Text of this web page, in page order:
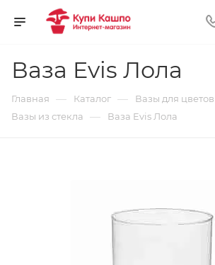
Ваза Evis Лола
Главная — Каталог — Вазы для цветов
Вазы из стекла — Ваза Evis Лола